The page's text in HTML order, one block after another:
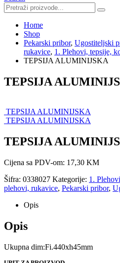
Home
Shop
Pekarski pribor, Ugostiteljski
rukavice, 1. Plehovi, tepsije,
TEPSIJA ALUMINIJSKA
TEPSIJA
TEPSIJA ALUMINIJSKA
TEPSIJA ALUMINIJSKA
TEPSIJA
Cijena sa PDV-om: 17,30 KM
Šifra: 0338027 Kategorije: 1.
plehovi, rukavice, Pekarski pribor,
Opis
Opis
Ukupna dim:Fi.440xh45mm